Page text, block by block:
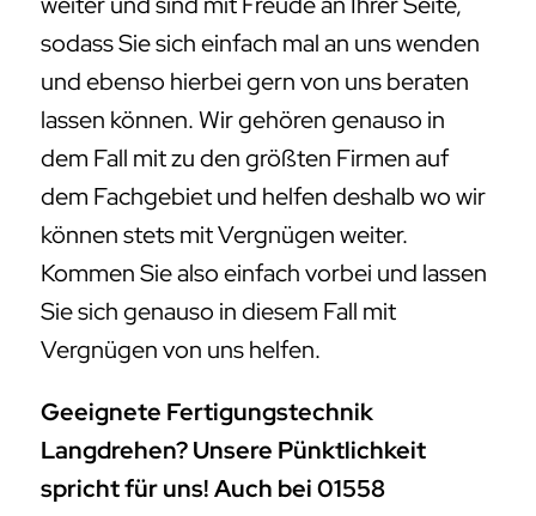
sodass Sie sich einfach mal an uns wenden
und ebenso hierbei gern von uns beraten
lassen können. Wir gehören genauso in
dem Fall mit zu den größten Firmen auf
dem Fachgebiet und helfen deshalb wo wir
können stets mit Vergnügen weiter.
Kommen Sie also einfach vorbei und lassen
Sie sich genauso in diesem Fall mit
Vergnügen von uns helfen.
Geeignete Fertigungstechnik
Langdrehen? Unsere Pünktlichkeit
spricht für uns! Auch bei 01558